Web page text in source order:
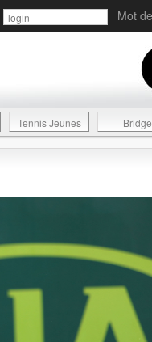
Mot
Tennis Jeunes Bridge